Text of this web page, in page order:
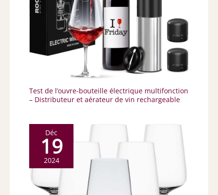
Test de l’ouvre-bouteille électrique multifonction
– Distributeur et aérateur de vin rechargeable
Déc
19
2024